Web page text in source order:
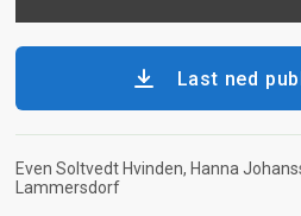
Last ned
Even Soltvedt Hvinden Hanna
Lammersdorf